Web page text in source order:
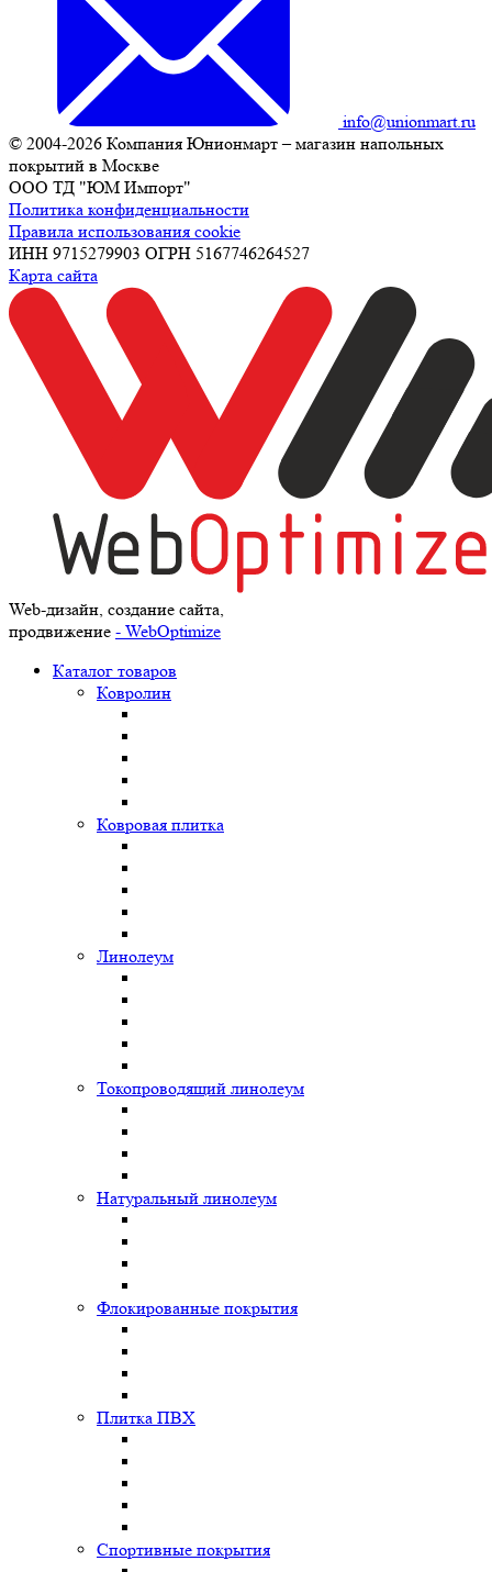
info@unionmart.ru
© 2004-2026 Компания Юнионмарт – магазин напольных
покрытий в Москве
ООО ТД "ЮМ Импорт"
Политика конфиденциальности
Правила использования cookie
ИНН 9715279903 ОГРН 5167746264527
Карта сайта
Web-дизайн, создание сайта,
продвижение - WebOptimize
Каталог товаров
Ковролин
Ковровая плитка
Линолеум
Токопроводящий линолеум
Натуральный линолеум
Флокированные покрытия
Плитка ПВХ
Спортивные покрытия